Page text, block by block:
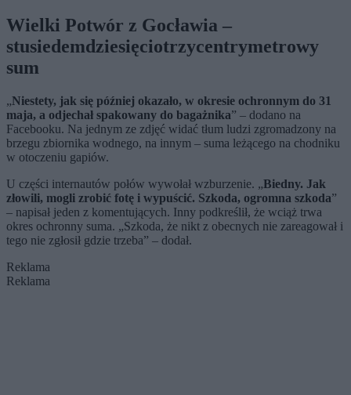
Wielki Potwór z Gocławia –
stusiedemdziesięciotrzycentrymetrowy
sum
„Niestety, jak się później okazało, w okresie ochronnym do 31
maja, a odjechał spakowany do bagażnika” – dodano na
Facebooku. Na jednym ze zdjęć widać tłum ludzi zgromadzony na
brzegu zbiornika wodnego, na innym – suma leżącego na chodniku
w otoczeniu gapiów.
U części internautów połów wywołał wzburzenie. „Biedny. Jak
złowili, mogli zrobić fotę i wypuścić. Szkoda, ogromna szkoda”
– napisał jeden z komentujących. Inny podkreślił, że wciąż trwa
okres ochronny suma. „Szkoda, że nikt z obecnych nie zareagował i
tego nie zgłosił gdzie trzeba” – dodał.
Reklama
Reklama